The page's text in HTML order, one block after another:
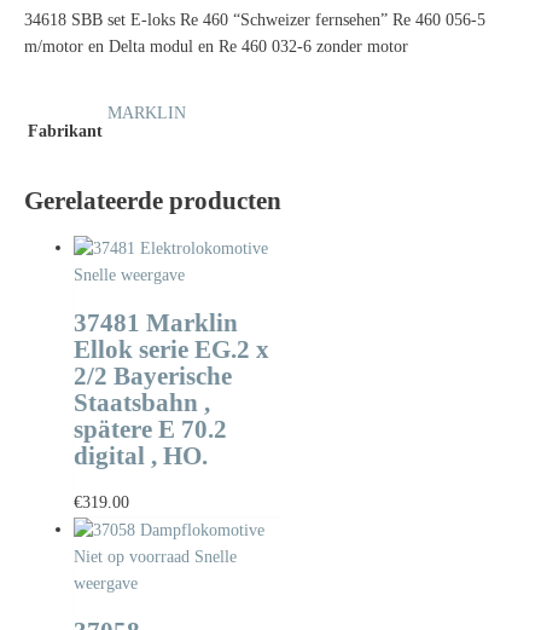
34618 SBB set E-loks Re 460 “Schweizer fernsehen” Re 460 056-5
m/motor en Delta modul en Re 460 032-6 zonder motor
Fabrikant
MARKLIN
Gerelateerde producten
Snelle weergave
37481 Marklin
Ellok serie EG.2 x
2/2 Bayerische
Staatsbahn ,
spätere E 70.2
digital , HO.
€319.00
Niet op voorraad Snelle
weergave